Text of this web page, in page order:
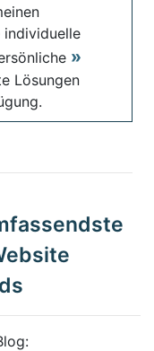
individuelle
Lösungen